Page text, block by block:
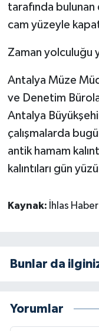
tarafında bulunan
cam yüzeyle
Zaman yolculuğu
Antalya Müze
ve Denetim
Antalya
çalışmalarda
antik hamam
kalıntıları gün
Kaynak: İhlas
Bunlar da
Yorumlar